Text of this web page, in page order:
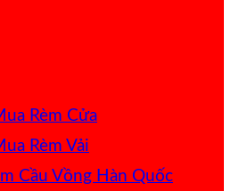
Rèm Cửa
Rèm Vải
Cầu Vồng Hàn Quốc